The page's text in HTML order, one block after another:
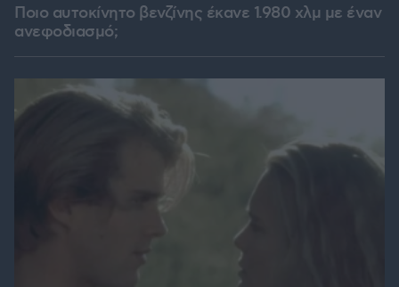
Ποιο αυτοκίνητο βενζίνης έκανε 1.980 χλμ με έναν
ανεφοδιασμό;